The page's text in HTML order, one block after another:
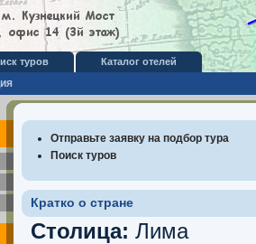
туров Каталог отелей
Отправьте заявку на подбор тура
Поиск туров
Кратко о стране
Столица: Лима